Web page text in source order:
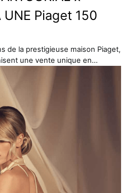
UNE Piaget 150
de la prestigieuse maison Piaget,
une vente unique en…